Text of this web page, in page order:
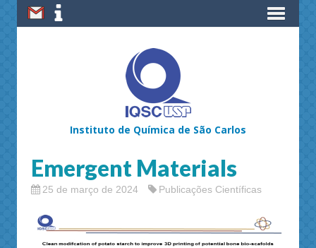
Instituto de Química de São Carlos
Emergent Materials
25 de março de 2024 Publicações Científicas